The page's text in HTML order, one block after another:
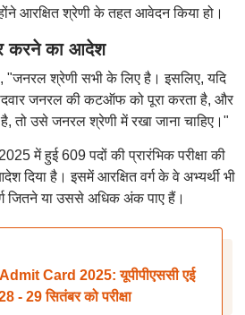
आरक्षित श्रेणी के तहत आवेदन किया हो।
करने का आदेश
"जनरल श्रेणी सभी के लिए है। इसलिए, यदि
जनरल की कटऑफ को पूरा करता है, और
उसे जनरल श्रेणी में रखा जाना चाहिए।"
में हुई 609 पदों की प्रारंभिक परीक्षा की
दिया है। इसमें आरक्षित वर्ग के वे अभ्यर्थी भी
जितने या उससे अधिक अंक पाए हैं।
Card 2025: यूपीपीएससी एई
- 29 सितंबर को परीक्षा